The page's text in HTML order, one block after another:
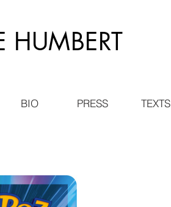
HUMBERT
BIO PRESS TEXTS